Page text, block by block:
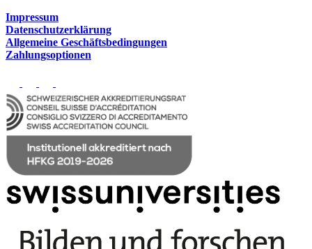
Impressum
Datenschutzerklärung
Allgemeine Geschäftsbedingungen
Zahlungsoptionen